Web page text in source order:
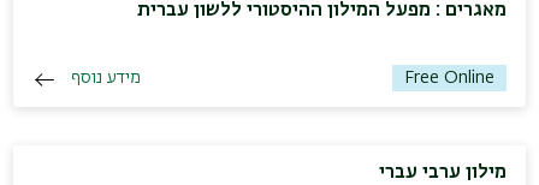
מאגרים : מפעל המילון ההיסטורי ללשון עברית
Free Online מידע נוסף
מילון ערבי עברי